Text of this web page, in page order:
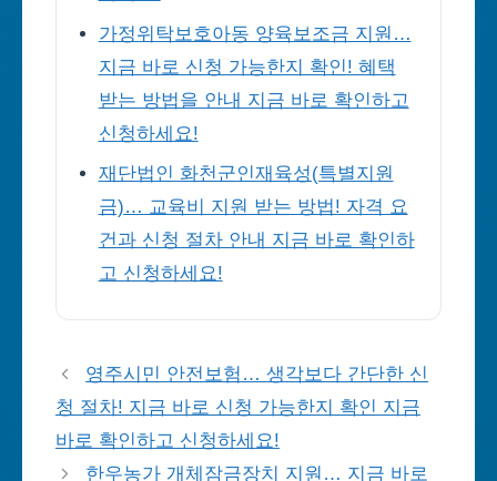
가정위탁보호아동 양육보조금 지원…
지금 바로 신청 가능한지 확인! 혜택
받는 방법을 안내 지금 바로 확인하고
신청하세요!
재단법인 화천군인재육성(특별지원
금)… 교육비 지원 받는 방법! 자격 요
건과 신청 절차 안내 지금 바로 확인하
고 신청하세요!
영주시민 안전보험… 생각보다 간단한 신
청 절차! 지금 바로 신청 가능한지 확인 지금
바로 확인하고 신청하세요!
한우농가 개체잠금장치 지원… 지금 바로